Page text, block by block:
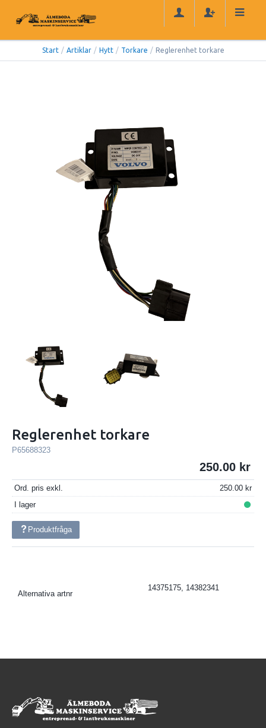
Start / Artiklar / Hytt / Torkare / Reglerenhet torkare
Reglerenhet torkare
P65688323
250.00
Ord. pris exkl.
250.00
I lager
Produktfråga
Alternativa artnr
14375175, 14382341